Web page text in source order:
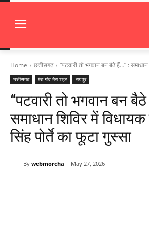
Home छत्तीसगढ़ “पटवारी तो भगवान बन बैठे हैं…” :
छत्तीसगढ़ मेरा गांव मेरा शहर रायपुर
“पटवारी तो भगवान बन
समाधान शिविर में
सिंह पोर्ते का फूटा गुस्सा
By webmorcha May 27, 2026